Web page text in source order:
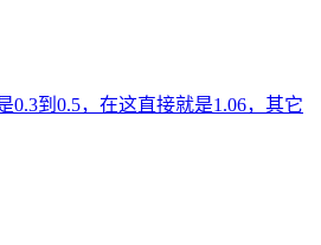
到0.5，在这直接就是1.06，其它